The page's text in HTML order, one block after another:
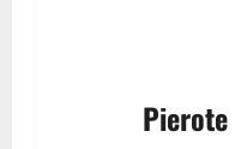
Pierote